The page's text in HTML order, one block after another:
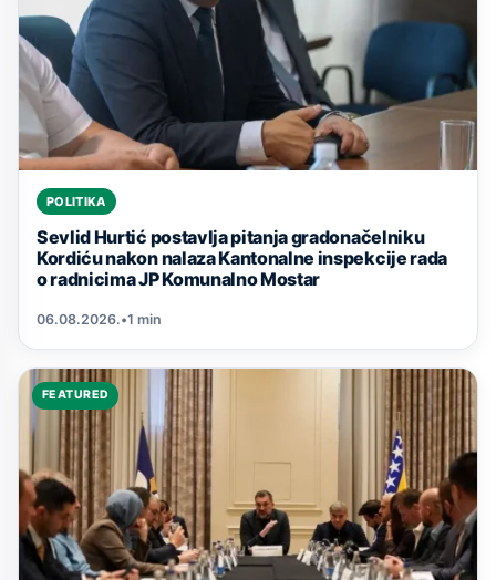
POLITIKA
Sevlid Hurtić postavlja pitanja gradonačelniku
Kordiću nakon nalaza Kantonalne inspekcije rada
o radnicima JP Komunalno Mostar
06.08.2026.•1 min
FEATURED